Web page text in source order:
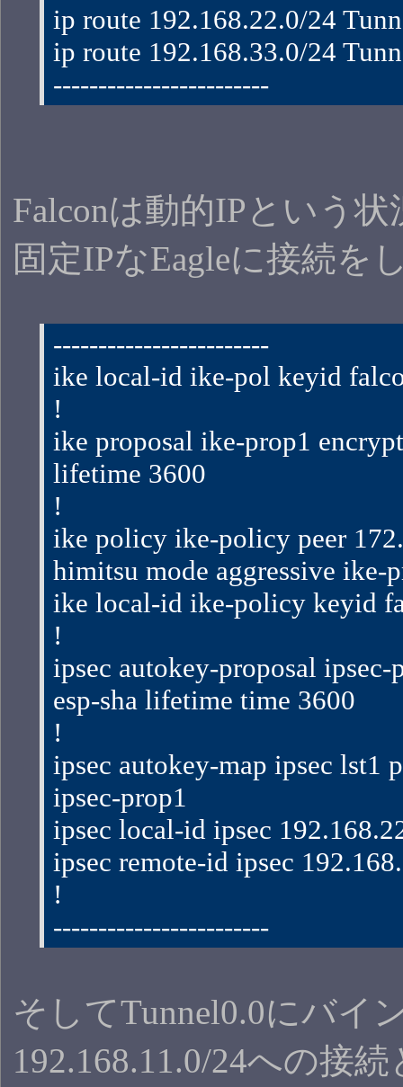
ip route 192.168.22.0/24
ip route 192.168.33.0/24
------------------------
Falconは動的IPという
固定IPなEagleに接続を
------------------------
ike local-id ike-pol keyid
!
ike proposal ike-prop1
lifetime 3600
!
ike policy ike-policy peer
himitsu mode aggressive ike-
ike local-id ike-policy keyid
!
ipsec autokey-proposal ipsec-
esp-sha lifetime time 3600
!
ipsec autokey-map ipsec lst1
ipsec-prop1
ipsec local-id ipsec
ipsec remote-id ipsec
!
------------------------
そしてTunnel0.0にバイ
192.168.11.0/24への接続